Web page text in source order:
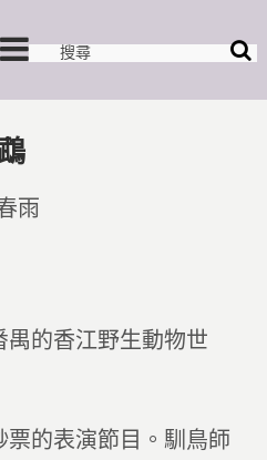
雨
禺的香江野生動物世
的表演節目。馴鳥師